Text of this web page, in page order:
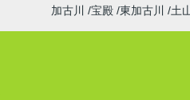
加古川 宝殿 東加古川 土